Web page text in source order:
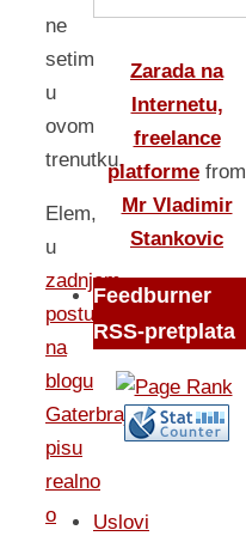
ne
setim
u
ovom
trenutku.
Elem,
u
zadnjem
postu
na
blogu
Gaterbrajter,
pisu
realno
o
Zarada na
Internetu,
freelance
platforme from
Mr Vladimir
Stankovic
Feedburner
RSS-pretplata
Uslovi